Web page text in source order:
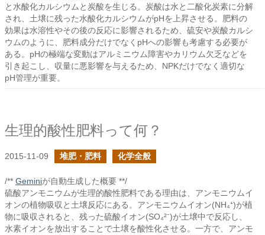
と水酸化カルシウムと炭酸を生じる。炭酸は水と二酸化炭素に分解
され、土壌に残った水酸化カルシウムがpHを上昇させる。肥料の
効果は水溶性やその後の反応に影響されるため、硫安や炭酸カルシ
ウムのように、肥料成分だけでなくpHへの影響も考慮する必要が
ある。pHの極端な変動はアルミニウム障害やカリウム欠乏などを
引き起こし、収量に悪影響を与えるため、NPKだけでなく適切な
pH管理が重要。
生理的酸性肥料って何？
2015-11-09 堆肥・肥料 化学全般
/** Geminiが自動生成した概要 **/
硫酸アンモニウムが生理的酸性肥料である理由は、アンモニウムイ
オンの植物吸収と土壌反応にある。アンモニウムイオン(NH₄⁺)が植
物に吸収されると、残った硫酸イオン(SO₄²⁻)が土壌中で反応し、
水素イオンを放出することで土壌を酸性化させる。一方で、アンモ